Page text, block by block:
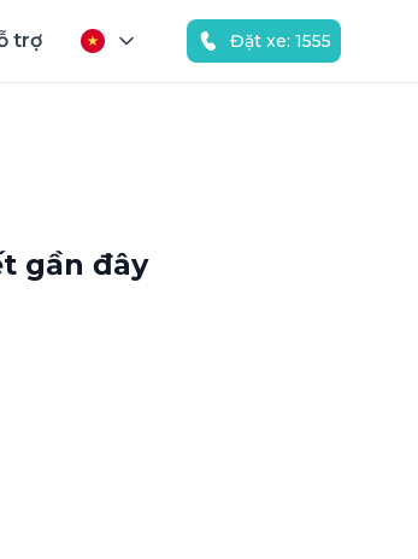
trợ Đặt xe: 1555
gần đây